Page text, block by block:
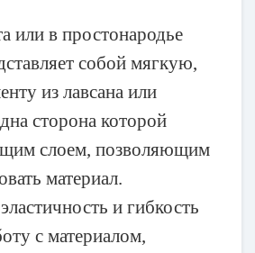
или в простонародье
собой мягкую,
из лавсана или
сторона которой
слоем, позволяющим
материал.
и гибкость
с материалом,